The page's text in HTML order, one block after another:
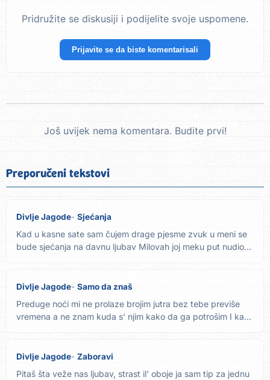
Pridružite se diskusiji i podijelite svoje uspomene.
Prijavite se da biste komentarisali
Još uvijek nema komentara. Budite prvi!
Preporučeni tekstovi
Divlje Jagode Sjećanja
Kad u kasne sate sam čujem drage pjesme zvuk u meni se
bude sjećanja na davnu ljubav Milovah joj meku put nudio
Divlje Jagode Samo da znaš
Preduge noći mi ne prolaze brojim jutra bez tebe previše
vremena a ne znam kuda s' njim kako da ga potrošim I kako
Divlje Jagode Zaboravi
Pitaš šta veže nas ljubav, strast il' oboje ja sam tip za jednu